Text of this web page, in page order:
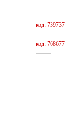
код: 739737
код: 768677